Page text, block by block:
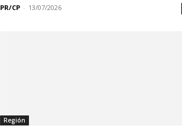
PR/CP - 13/07/2026
Región